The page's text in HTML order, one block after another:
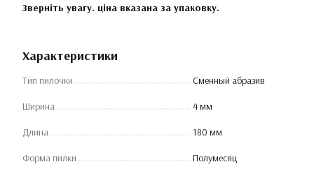
Зверніть увагу. ціна вказана за упаковку.
Характеристики
Тип пилочки Сменный абразив
Ширина 4 мм
Длина 180 мм
Форма пилки Полумесяц